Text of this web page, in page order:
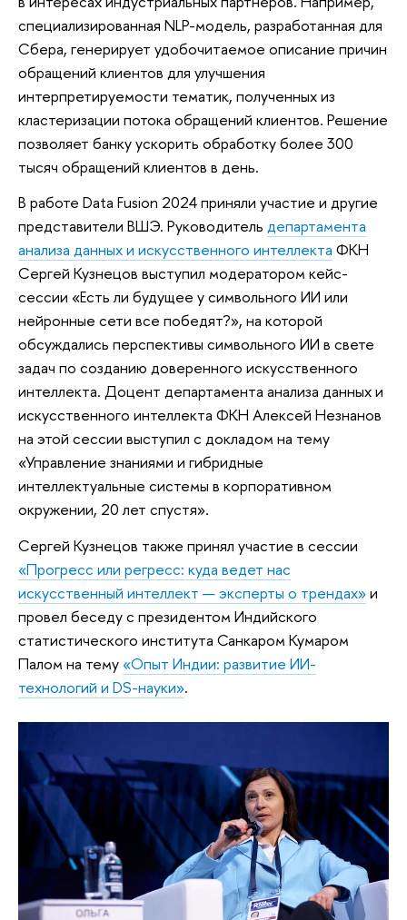
специализированная NLP-модель, разработанная для
Сбера, генерирует удобочитаемое описание причин
обращений клиентов для улучшения
интерпретируемости тематик, полученных из
кластеризации потока обращений клиентов. Решение
позволяет банку ускорить обработку более 300
тысяч обращений клиентов в день.
В работе Data Fusion 2024 приняли участие и другие
представители ВШЭ. Руководитель департамента
анализа данных и искусственного интеллекта ФКН
Сергей Кузнецов выступил модератором кейс-
сессии «Есть ли будущее у символьного ИИ или
нейронные сети все победят?», на которой
обсуждались перспективы символьного ИИ в свете
задач по созданию доверенного искусственного
интеллекта. Доцент департамента анализа данных и
искусственного интеллекта ФКН Алексей Незнанов
на этой сессии выступил с докладом на тему
«Управление знаниями и гибридные
интеллектуальные системы в корпоративном
окружении, 20 лет спустя».
Сергей Кузнецов также принял участие в сессии
«Прогресс или регресс: куда ведет нас
искусственный интеллект — эксперты о трендах»и
провел беседу с президентом Индийского
статистического института Санкаром Кумаром
Палом на тему «Опыт Индии: развитие ИИ-
технологий и DS-науки».